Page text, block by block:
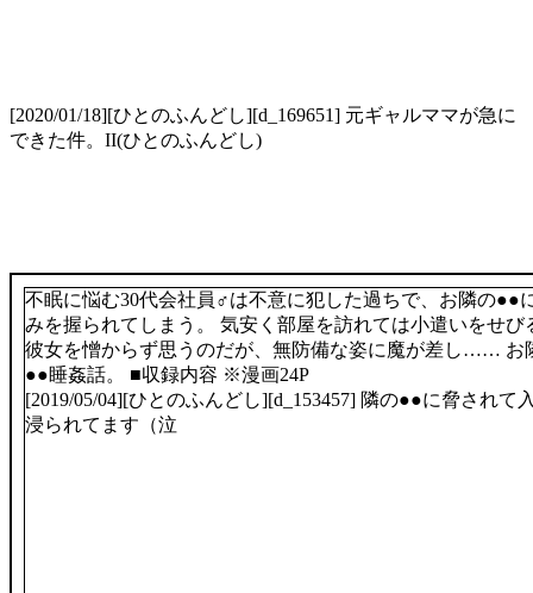
[2020/01/18][ひとのふんどし][d_169651] 元ギャルママが急に
できた件。II(ひとのふんどし)
不眠に悩む30代会社員♂は不意に犯した過ちで、お隣の●●
みを握られてしまう。 気安く部屋を訪れては小遣いをせび
彼女を憎からず思うのだが、無防備な姿に魔が差し…… お
●●睡姦話。 ■収録内容 ※漫画24P
[2019/05/04][ひとのふんどし][d_153457] 隣の●●に脅されて
浸られてます（泣